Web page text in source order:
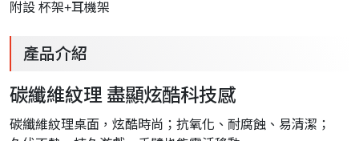
附設 杯架+耳機架
產品介紹
碳纖維紋理 盡顯炫酷科技感
碳纖維紋理桌面，炫酷時尚；抗氧化、耐腐蝕、易清潔；